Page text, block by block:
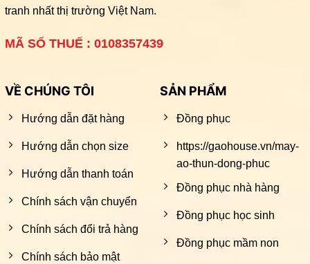
tranh nhất thị trường Việt Nam.
MÃ SỐ THUẾ : 0108357439
VỀ CHÚNG TÔI
Hướng dẫn đặt hàng
Hướng dẫn chọn size
Hướng dẫn thanh toán
Chính sách vận chuyển
Chính sách đổi trả hàng
Chính sách bảo mật
SẢN PHẨM
Đồng phục
https://gaohouse.vn/may-
ao-thun-dong-phuc
Đồng phục nhà hàng
Đồng phục học sinh
Đồng phục mầm non